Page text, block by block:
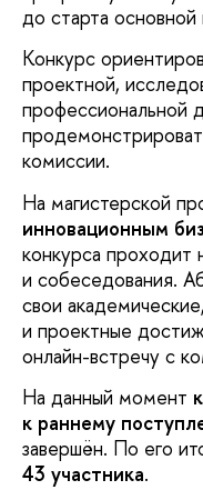
до старта
Конкурс
проектной,
профессиональной
комиссии.
На магистерской
инновационным
конкурса проходит
и собеседования.
свои
и проектные
онлайн-встречу с
На данный момент
к раннему
завершён. По его
43 участника.